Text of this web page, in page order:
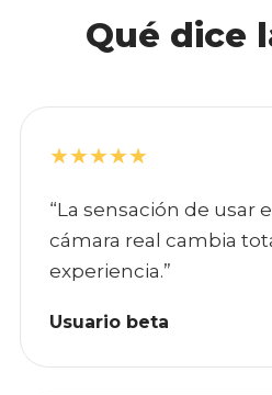
Qué dice
★★★★★
“La sensación de usar
cámara real cambia
experiencia.”
Usuario beta